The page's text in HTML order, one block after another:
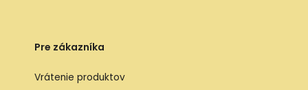
Pre zákazníka
Vrátenie produktov